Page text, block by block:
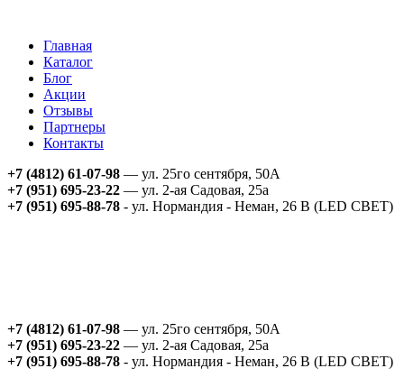
Главная
Каталог
Блог
Акции
Отзывы
Партнеры
Контакты
+7 (4812) 61-07-98 — ул. 25го сентября, 50А
+7 (951) 695-23-22 — ул. 2-ая Садовая, 25а
+7 (951) 695-88-78 - ул. Нормандия - Неман, 26 В (LED СВЕТ)
+7 (4812) 61-07-98 — ул. 25го сентября, 50А
+7 (951) 695-23-22 — ул. 2-ая Садовая, 25а
+7 (951) 695-88-78 - ул. Нормандия - Неман, 26 В (LED СВЕТ)